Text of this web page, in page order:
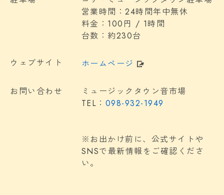
営業時間：24時間年中無休
料金：100円 / 1時間
台数：約230台
ウェブサイト ホームページ
お問い合わせ
ミュージックタウン音市場
TEL： 098-932-1949
※お出かけ前に、公式サイトや
SNSで最新情報をご確認くださ
い。